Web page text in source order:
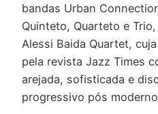
bandas Urban
Quinteto, Quarteto e
Alessi Baida Quartet,
pela revista Jazz Times
arejada, sofisticada e
progressivo pós